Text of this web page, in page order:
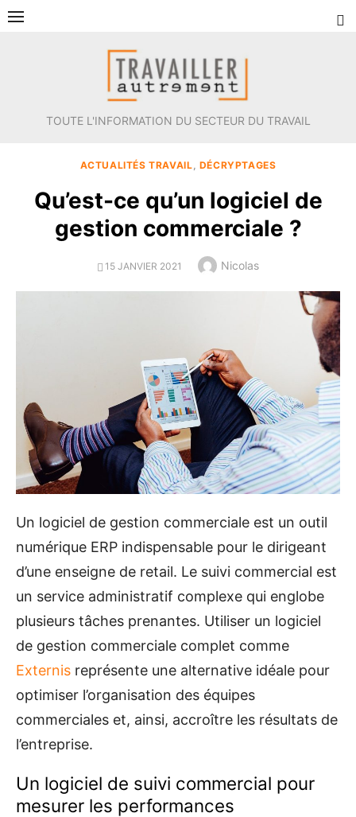
Aller
TOUTE L'INFORMATION DU SECTEUR DU TRAVAIL
ACTUALITÉS TRAVAIL DÉCRYPTAGES
Qu’est-ce qu’un logiciel de
gestion commerciale ?
POSTED
15 JANVIER 2021 Author
Nicolas
Un logiciel de gestion commerciale est un outil
numérique ERP indispensable pour le dirigeant
d’une enseigne de retail. Le suivi commercial est
un service administratif complexe qui englobe
plusieurs tâches prenantes. Utiliser un logiciel
de gestion commerciale complet comme
Externis représente une alternative idéale pour
optimiser l’organisation des équipes
commerciales et, ainsi, accroître les résultats de
l’entreprise.
Un logiciel de suivi commercial pour
mesurer les performances